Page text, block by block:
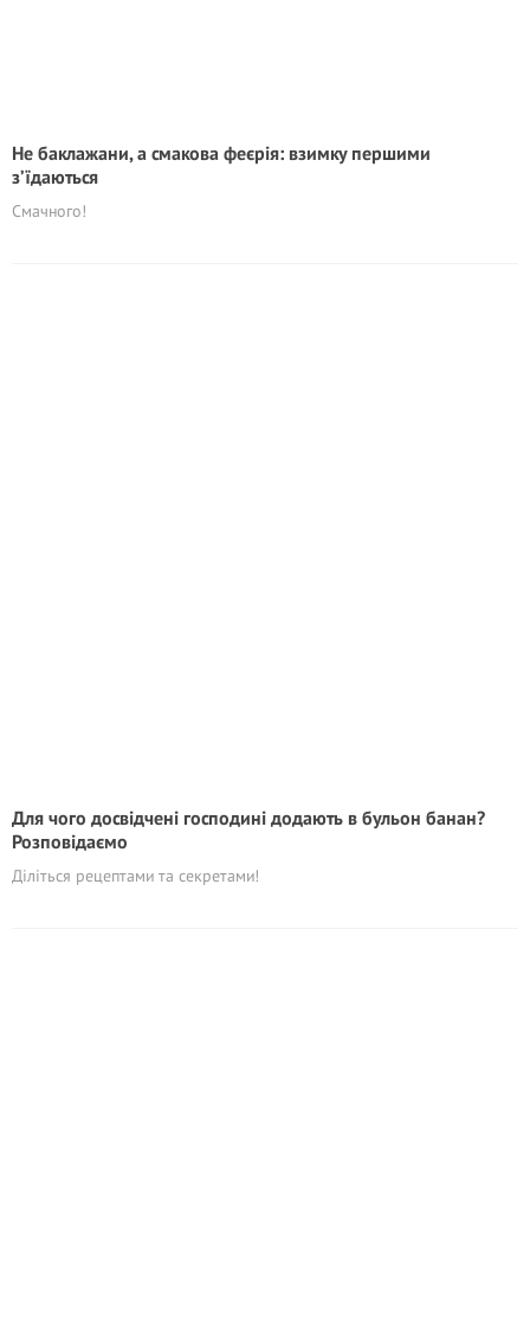
Не баклажани, а смакова феєрія: взимку першими
з’їдаються
Смачного!
Для чого досвідчені господині додають в бульон банан?
Розповідаємо
Діліться рецептами та секретами!